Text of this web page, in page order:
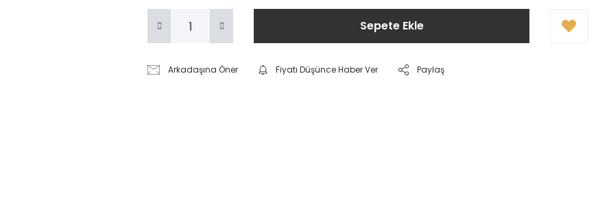
Sepete Ekle
Arkadaşına Öner Fiyatı Düşünce Haber Ver Paylaş